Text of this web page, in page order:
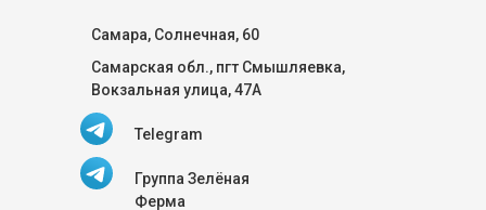
Самарская обл., пгт Смышляевка,
Вокзальная улица, 47А
Самара, Солнечная, 60
Telegram
Группа Зелёная
Ферма